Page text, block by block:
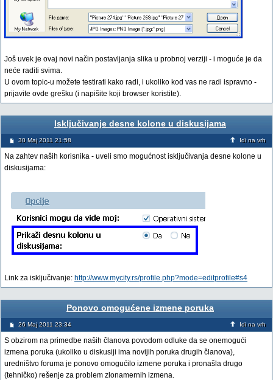
Još uvek je ovaj novi način postavljanja slika u probnoj verziji - i moguće je da
neće raditi svima.
U ovom topic-u možete testirati kako radi, i ukoliko kod vas ne radi ispravno -
prijavite ovde grešku (i napišite koji browser koristite).
Isključivanje desne kolone u diskusijama
30 Maj 2011 21:58 Idi na vrh
Na zahtev naših korisnika - uveli smo mogućnost isključivanja desne kolone u
diskusijama:
Link za isključivanje: http://www.mycity.rs/profile.php?mode=editprofile#s4
Ponovo omogućene izmene poruka
26 Maj 2011 23:34 Idi na vrh
S obzirom na primedbe naših članova povodom odluke da se onemogući
izmena poruka (ukoliko u diskusiji ima novijih poruka drugih članova),
uredništvo foruma je ponovo omogućilo izmene poruka i pronašla drugo
(tehničko) rešenje za problem zlonamernih izmena.